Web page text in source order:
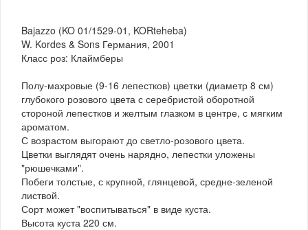
Bajazzo (KO 01/1529-01, KORteheba)
W. Kordes & Sons Германия, 2001
Класс роз: Клаймберы
Полу-махровые (9-16 лепестков) цветки (диаметр 8 см)
глубокого розового цвета с серебристой оборотной
стороной лепестков и желтым глазком в центре, с мягким
ароматом.
С возрастом выгорают до светло-розового цвета.
Цветки выглядят очень нарядно, лепестки уложены
"рюшечками".
Побеги толстые, с крупной, глянцевой, средне-зеленой
листвой.
Сорт может "воспитываться" в виде куста.
Высота куста 220 см.